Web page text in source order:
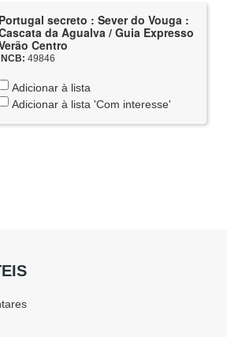
Portugal secreto : Sever do Vouga :
da Agualva / Guia Expresso
Centro
NCB: 49846
Adicionar à lista
Adicionar à lista 'Com interesse'